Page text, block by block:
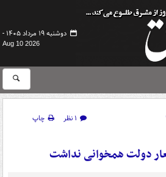
دوشنبه ۱۹ مرداد ۱۴۰۵ -
Aug 10 2026
۱ نظر
چاپ
دولت همخوانی نداشت